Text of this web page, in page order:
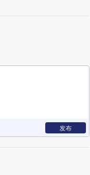
发布